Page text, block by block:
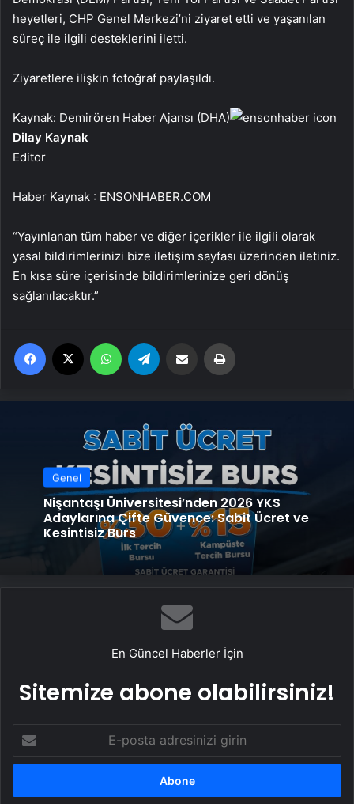
heyetleri, CHP Genel Merkezi’ni ziyaret etti ve yaşanılan
süreç ile ilgili desteklerini iletti.
Ziyaretlere ilişkin fotoğraf paylaşıldı.
Kaynak: Demirören Haber Ajansı (DHA)
Dilay Kaynak
Editor
Haber Kaynak : ENSONHABER.COM
“Yayınlanan tüm haber ve diğer içerikler ile ilgili olarak
yasal bildirimlerinizi bize iletişim sayfası üzerinden iletiniz.
En kısa süre içerisinde bildirimlerinize geri dönüş
sağlanılacaktır.”
Facebook WhatsApp Email'den paylaş
Genel
Nişantaşı Üniversitesi’nden 2026 YKS
Adaylarına Çifte Güvence: Sabit Ücret ve
Kesintisiz Burs
En Güncel Haberler İçin
Sitemize abone olabilirsiniz!
posta
adresinizi